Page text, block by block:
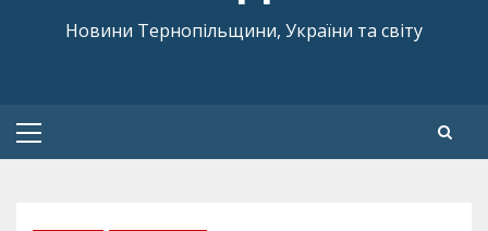
Новини Тернопільщини, України та світу
Primary